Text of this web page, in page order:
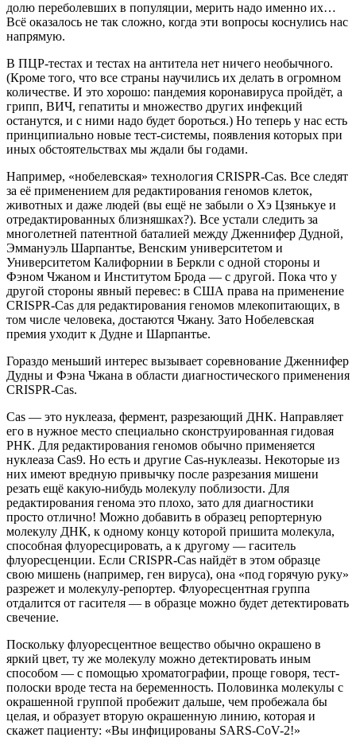
долю переболевших в популяции, мерить надо именно их…
Всё оказалось не так сложно, когда эти вопросы коснулись нас
напрямую.
В ПЦР-тестах и тестах на антитела нет ничего необычного.
(Кроме того, что все страны научились их делать в огромном
количестве. И это хорошо: пандемия коронавируса пройдёт, а
грипп, ВИЧ, гепатиты и множество других инфекций
останутся, и с ними надо будет бороться.) Но теперь у нас есть
принципиально новые тест-системы, появления которых при
иных обстоятельствах мы ждали бы годами.
Например, «нобелевская» технология CRISPR-Cas. Все следят
за её применением для редактирования геномов клеток,
животных и даже людей (вы ещё не забыли о Хэ Цзянькуе и
отредактированных близняшках?). Все устали следить за
многолетней патентной баталией между Дженнифер Дудной,
Эммануэль Шарпантье, Венским университетом и
Университетом Калифорнии в Беркли с одной стороны и
Фэном Чжаном и Институтом Брода — с другой. Пока что у
другой стороны явный перевес: в США права на применение
CRISPR-Cas для редактирования геномов млекопитающих, в
том числе человека, достаются Чжану. Зато Нобелевская
премия уходит к Дудне и Шарпантье.
Гораздо меньший интерес вызывает соревнование Дженнифер
Дудны и Фэна Чжана в области диагностического применения
CRISPR-Cas.
Cas — это нуклеаза, фермент, разрезающий ДНК. Направляет
его в нужное место специально сконструированная гидовая
РНК. Для редактирования геномов обычно применяется
нуклеаза Cas9. Но есть и другие Cas-нуклеазы. Некоторые из
них имеют вредную привычку после разрезания мишени
резать ещё какую-нибудь молекулу поблизости. Для
редактирования генома это плохо, зато для диагностики
просто отлично! Можно добавить в образец репортерную
молекулу ДНК, к одному концу которой пришита молекула,
способная флуоресцировать, а к другому — гаситель
флуоресценции. Если CRISPR-Cas найдёт в этом образце
свою мишень (например, ген вируса), она «под горячую руку»
разрежет и молекулу-репортер. Флуоресцентная группа
отдалится от гасителя — в образце можно будет детектировать
свечение.
Поскольку флуоресцентное вещество обычно окрашено в
яркий цвет, ту же молекулу можно детектировать иным
способом — с помощью хроматографии, проще говоря, тест-
полоски вроде теста на беременность. Половинка молекулы с
окрашенной группой пробежит дальше, чем пробежала бы
целая, и образует вторую окрашенную линию, которая и
скажет пациенту: «Вы инфицированы SARS-CoV-2!»